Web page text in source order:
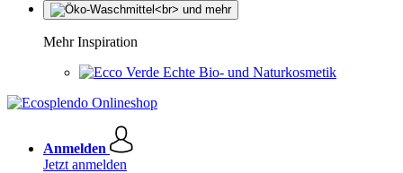
Mehr Inspiration
Echte Bio- und Naturkosmetik
Anmelden
Jetzt anmelden